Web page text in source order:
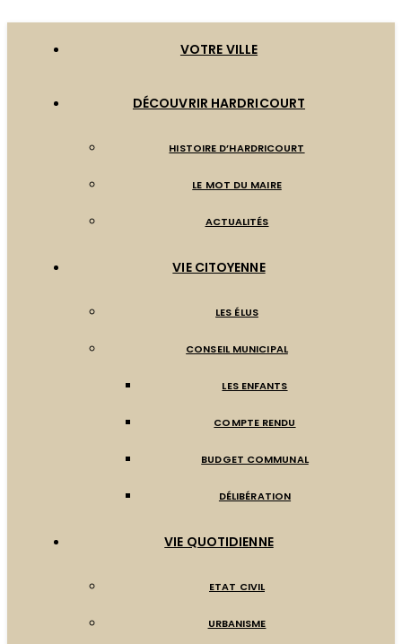
VOTRE VILLE
DÉCOUVRIR HARDRICOURT
HISTOIRE D’HARDRICOURT
LE MOT DU MAIRE
ACTUALITÉS
VIE CITOYENNE
LES ÉLUS
CONSEIL MUNICIPAL
LES ENFANTS
COMPTE RENDU
BUDGET COMMUNAL
DÉLIBÉRATION
VIE QUOTIDIENNE
ETAT CIVIL
URBANISME